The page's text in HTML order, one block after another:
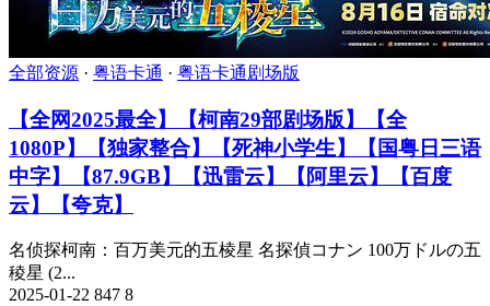
全部资源 · 粤语卡通 · 粤语卡通剧场版
【全网2025最全】【柯南29部剧场版】【全
1080P】【独家整合】【死神小学生】【国粤日三语
中字】【87.9GB】【迅雷云】【阿里云】【百度
云】【夸克】
名侦探柯南：百万美元的五棱星 名探偵コナン 100万ドルの五
稜星 (2...
2025-01-22 847 8